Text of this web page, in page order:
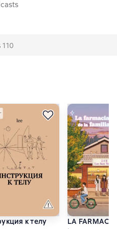
110
Бытия в вопросах и
к телу
LA